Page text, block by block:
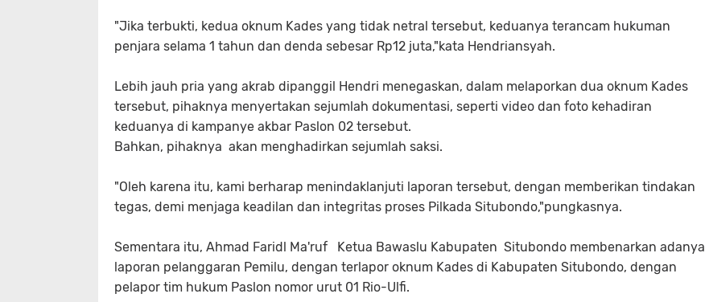
"Jika terbukti, kedua oknum Kades yang tidak netral tersebut, keduanya terancam hukuman
penjara selama 1 tahun dan denda sebesar Rp12 juta,"kata Hendriansyah.
Lebih jauh pria yang akrab dipanggil Hendri menegaskan, dalam melaporkan dua oknum Kades
tersebut, pihaknya menyertakan sejumlah dokumentasi, seperti video dan foto kehadiran
keduanya di kampanye akbar Paslon 02 tersebut.
Bahkan, pihaknya akan menghadirkan sejumlah saksi.
"Oleh karena itu, kami berharap menindaklanjuti laporan tersebut, dengan memberikan tindakan
tegas, demi menjaga keadilan dan integritas proses Pilkada Situbondo,"pungkasnya.
Sementara itu, Ahmad Faridl Ma'ruf Ketua Bawaslu Kabupaten Situbondo membenarkan adanya
laporan pelanggaran Pemilu, dengan terlapor oknum Kades di Kabupaten Situbondo, dengan
pelapor tim hukum Paslon nomor urut 01 Rio-Ulfi.